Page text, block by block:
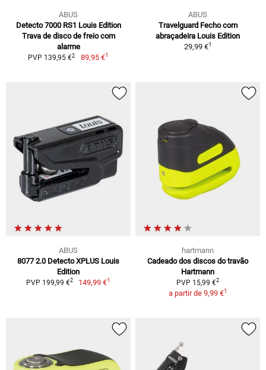
ABUS
Detecto 7000 RS1 Louis Edition
Trava de disco de freio com
alarme
PVP 139,95 €2 89,95 €1
ABUS
Travelguard Fecho com
abraçadeira Louis Edition
29,99 €1
ABUS
8077 2.0 Detecto XPLUS Louis
Edition
PVP 199,99 €2 149,99 €1
hartmann
Cadeado dos discos do travão
Hartmann
PVP 15,99 €2
a partir de 9,99 €1